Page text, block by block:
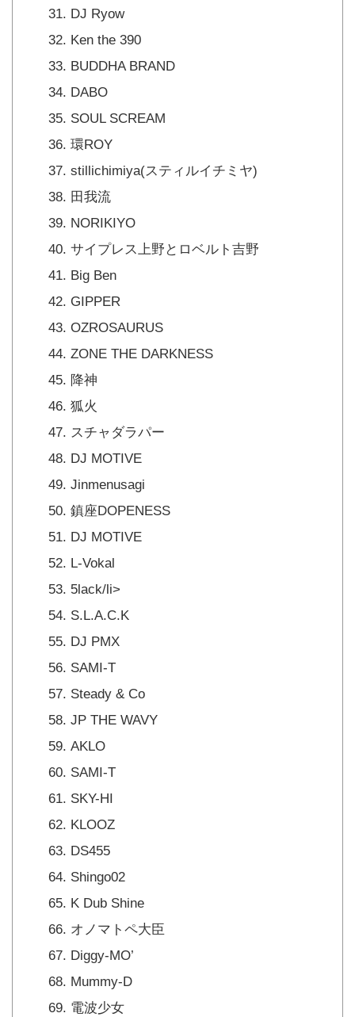
DJ Ryow
Ken the 390
BUDDHA BRAND
DABO
SOUL SCREAM
環ROY
stillichimiya(スティルイチミヤ)
田我流
NORIKIYO
サイプレス上野とロベルト吉野
Big Ben
GIPPER
OZROSAURUS
ZONE THE DARKNESS
降神
狐火
スチャダラパー
DJ MOTIVE
Jinmenusagi
鎮座DOPENESS
DJ MOTIVE
L-Vokal
5lack/li>
S.L.A.C.K
DJ PMX
SAMI-T
Steady & Co
JP THE WAVY
AKLO
SAMI-T
SKY-HI
KLOOZ
DS455
Shingo02
K Dub Shine
オノマトペ大臣
Diggy-MO’
Mummy-D
電波少女